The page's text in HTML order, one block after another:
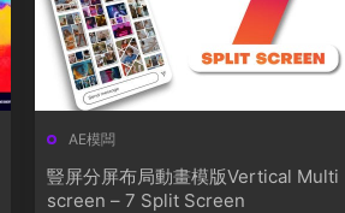
AE模闆
豎屏分屏布局動畫模版Vertical Multi
screen – 7 Split Screen